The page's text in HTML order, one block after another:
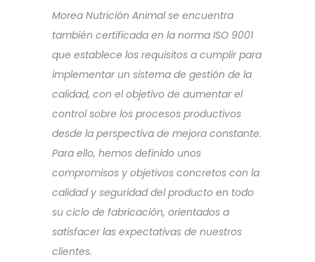
Morea Nutrición Animal se encuentra
también certificada en la norma ISO 9001
que establece los requisitos a cumplir para
implementar un sistema de gestión de la
calidad, con el objetivo de aumentar el
control sobre los procesos productivos
desde la perspectiva de mejora constante.
Para ello, hemos definido unos
compromisos y objetivos concretos con la
calidad y seguridad del producto en todo
su ciclo de fabricación, orientados a
satisfacer las expectativas de nuestros
clientes.